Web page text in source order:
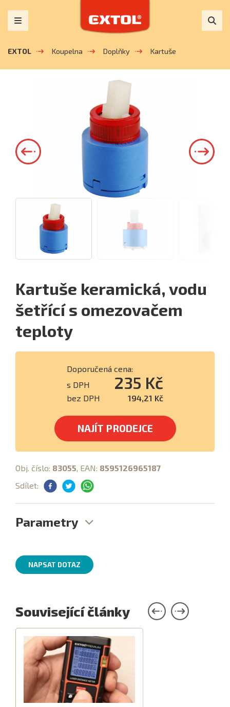
EXTOL Koupelna Doplňky Kartuše
Kartuše keramická, vodu
šetřící s omezovačem
teploty
Doporučená cena:
s DPH
235 Kč
bez DPH 194,21 Kč
NAJÍT PRODEJCE
Obj. číslo: 83055, EAN: 8595126965187
Sdílet:
Parametry
NAPSAT DOTAZ
Související články